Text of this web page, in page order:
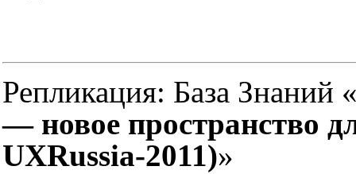
Репликация: База
— новое пространство
UXRussia-2011)»